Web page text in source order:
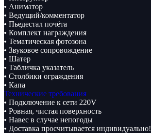
• Аниматор
• Ведущий/комментатор
• Пьедестал почёта
• Комплект награждения
• Тематическая фотозона
• Звуковое сопровождение
• Шатер
• Табличка указатель
• Столбики ограждения
• Капа
Технические требования
• Подключение к сети 220V
• Ровная, чистая поверхность
• Навес в случае непогоды
• Доставка просчитывается индивидуально!